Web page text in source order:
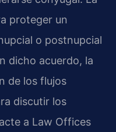
proteger un
o postnupcial
dicho acuerdo, la
de los flujos
discutir los
a Law Offices